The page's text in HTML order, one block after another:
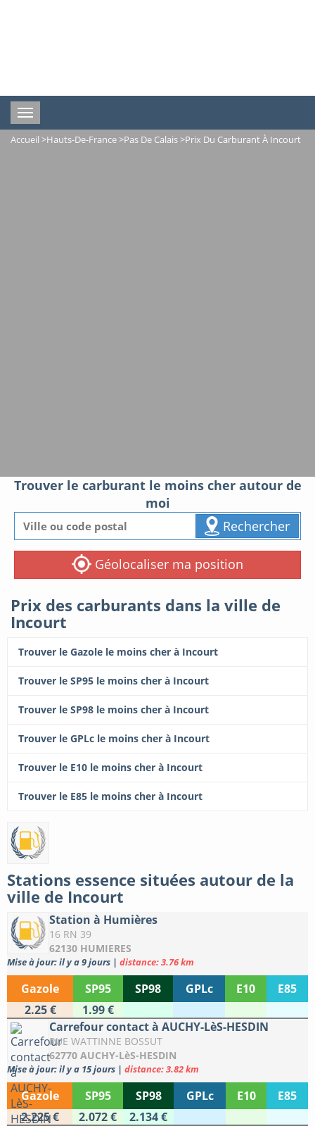
Toggle
navigation
Accueil >Hauts-De-France>Pas De Calais>Prix Du Carburant À Incourt
Trouver le carburant le moins cher autour de
moi
Rechercher
Géolocaliser ma position
Prix des carburants dans la ville de
Incourt
Trouver le Gazole le moins cher à Incourt
Trouver le SP95 le moins cher à Incourt
Trouver le SP98 le moins cher à Incourt
Trouver le GPLc le moins cher à Incourt
Trouver le E10 le moins cher à Incourt
Trouver le E85 le moins cher à Incourt
Stations essence situées autour de la
ville de Incourt
Station à Humières
16 RN 39
62130 HUMIERES
Mise à jour: il y a 9 jours | distance: 3.76 km
Gazole SP95 SP98 GPLc E10
E85
2.25 €
1.99 €
Carrefour contact à AUCHY-LèS-HESDIN
RUE WATTINNE BOSSUT
62770 AUCHY-LèS-HESDIN
Mise à jour: il y a 15 jours | distance: 3.82 km
Gazole SP95 SP98 GPLc E10
E85
2.225 €
2.072 €
2.134 €